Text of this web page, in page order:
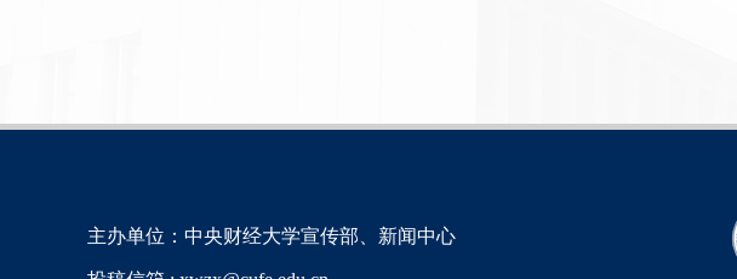
主办单位：中央财经大学宣传部、新闻中心